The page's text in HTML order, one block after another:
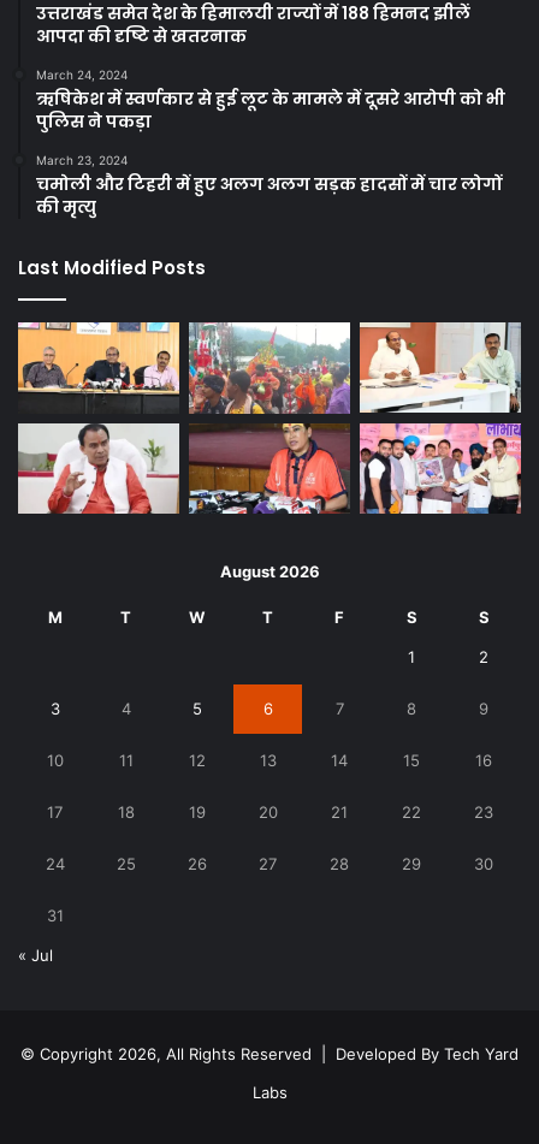
उत्तराखंड समेत देश के हिमालयी राज्यों में 188 हिमनद झीलें
आपदा की दृष्टि से खतरनाक
March 24, 2024
ऋषिकेश में स्वर्णकार से हुई लूट के मामले में दूसरे आरोपी को भी
पुलिस ने पकड़ा
March 23, 2024
चमोली और टिहरी में हुए अलग अलग सड़क हादसों में चार लोगों
की मृत्यु
Last Modified Posts
August 2026
M T W T F S S
1 2
3 4 5 6 7 8 9
10 11 12 13 14 15 16
17 18 19 20 21 22 23
24 25 26 27 28 29 30
31
« Jul
© Copyright 2026, All Rights Reserved | Developed By Tech Yard
Labs